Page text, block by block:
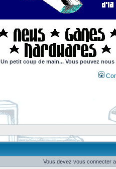
Un petit coup de main... Vous pouvez
Vous devez vous connecter